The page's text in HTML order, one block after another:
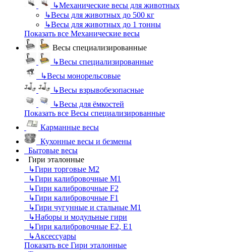
↳Механические весы для животных
↳Весы для животных до 500 кг
↳Весы для животных до 1 тонны
Показать все Механические весы
Весы специализированные
↳Весы специализированные
↳Весы монорельсовые
↳Весы взрывобезопасные
↳Весы для ёмкостей
Показать все Весы специализированные
Карманные весы
Кухонные весы и безмены
Бытовые весы
Гири эталонные
↳Гири торговые М2
↳Гири калибровочные М1
↳Гири калибровочные F2
↳Гири калибровочные F1
↳Гири чугунные и стальные М1
↳Наборы и модульные гири
↳Гири калибровочные E2, Е1
↳Аксессуары
Показать все Гири эталонные